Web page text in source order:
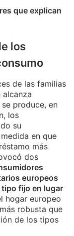
que explican
los
de las familias
alcanza
produce, en
los
su
en que
más
dos
europeos
fijo en lugar
hogar europeo
robusta que
de los tipos